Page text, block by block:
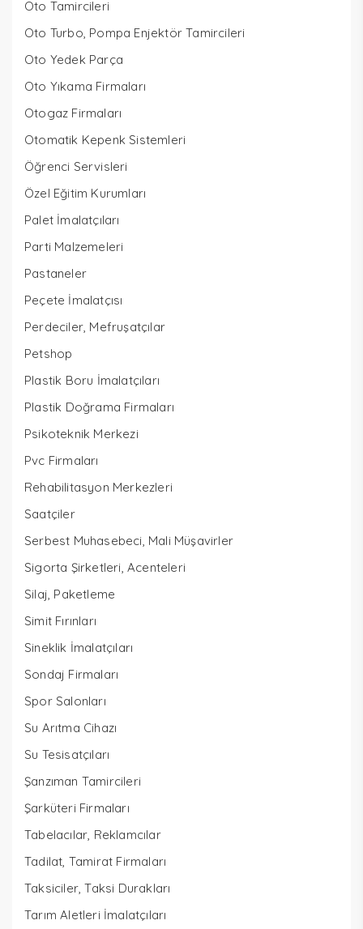
Oto Tamircileri
Oto Turbo, Pompa Enjektör Tamircileri
Oto Yedek Parça
Oto Yıkama Firmaları
Otogaz Firmaları
Otomatik Kepenk Sistemleri
Öğrenci Servisleri
Özel Eğitim Kurumları
Palet İmalatçıları
Parti Malzemeleri
Pastaneler
Peçete İmalatçısı
Perdeciler, Mefruşatçılar
Petshop
Plastik Boru İmalatçıları
Plastik Doğrama Firmaları
Psikoteknik Merkezi
Pvc Firmaları
Rehabilitasyon Merkezleri
Saatçiler
Serbest Muhasebeci, Mali Müşavirler
Sigorta Şirketleri, Acenteleri
Silaj, Paketleme
Simit Fırınları
Sineklik İmalatçıları
Sondaj Firmaları
Spor Salonları
Su Arıtma Cihazı
Su Tesisatçıları
Şanzıman Tamircileri
Şarküteri Firmaları
Tabelacılar, Reklamcılar
Tadilat, Tamirat Firmaları
Taksiciler, Taksi Durakları
Tarım Aletleri İmalatçıları